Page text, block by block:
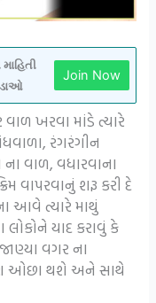
Join Now
ખરવા માંડે ત્યારે
રંગરંગીન
વાળ, વધારવાના
વાપરવાનું શરૂ કરી દે
આવે ત્યારે માથું
યાદ કરાવું કે
વગર ના
ઓછા થશે અને સાથે